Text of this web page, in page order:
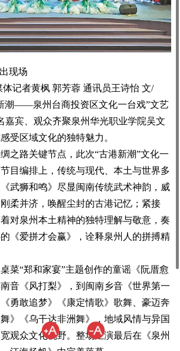
现场
记者黄枫 郭芳蓉 通讯员王诗怡 文/
潮——泉州台商投资区文化一台戏”文艺
嘉宾、观众齐聚泉州华光职业学院吴文
受区域文化的独特魅力。
之路关键节点，此次“古港新潮”文化一
目编排上，传统与现代、本土与世界多
武狮和鸣》尽显闽南传统武术神韵，威
柔并济，唤醒尘封的古港记忆；紧接
对泉州本土精神的独特理解与敬意，奏
《爱拼才会赢》，诠释泉州人的拼搏精
菜“郑和家宴”主题创作的童谣《阮厝愈
音《风打梨》，到闽南乡音《世界第一
勇敢追梦》《康定情歌》歌舞、豪迈奔
》《乌干达非洲舞》，地域风情与异国
观众文化视野。整场汇演最后在《泉州